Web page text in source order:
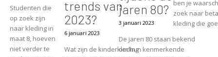
Studenten die
op zoek zijn
naar kleding in
maat 8, hoeven
niet verder te
trends van
2023?
6 januari 2023
Wat zijn de kinderkleding
jaren 80?
3 januari 2023
De jaren 80 staan bekend
om hun kenmerkende
ben je
zoek naar
kleding die